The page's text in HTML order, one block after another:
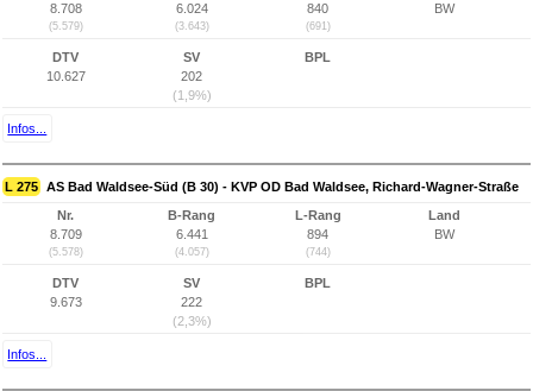
8.708
(5.579)
6.024
(3.643)
840
(691)
BW
DTV
10.627
SV
202
(1,9%)
BPL
Infos...
L 275 AS Bad Waldsee-Süd (B 30) - KVP OD Bad Waldsee, Richard-Wagner-Straße
Nr.
8.709
(5.578)
B-Rang
6.441
(4.057)
L-Rang
894
(744)
Land
BW
DTV
9.673
SV
222
(2,3%)
BPL
Infos...